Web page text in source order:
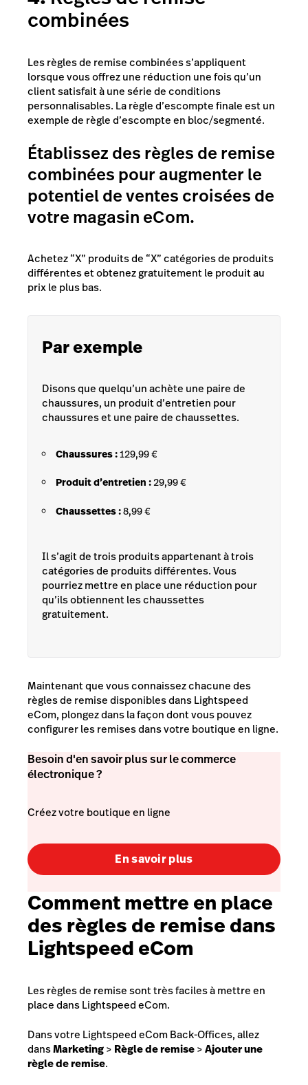
combinées
Les règles de remise combinées s’appliquent
lorsque vous offrez une réduction une fois qu’un
client satisfait à une série de conditions
personnalisables. La règle d’escompte finale est un
exemple de règle d’escompte en bloc/segmenté.
Établissez des règles de remise
combinées pour augmenter le
potentiel de ventes croisées de
votre magasin eCom.
Achetez “X” produits de “X” catégories de produits
différentes et obtenez gratuitement le produit au
prix le plus bas.
Par exemple
Disons que quelqu’un achète une paire de
chaussures, un produit d’entretien pour
chaussures et une paire de chaussettes.
Chaussures :129,99 €
Produit d’entretien :29,99 €
Chaussettes :8,99 €
Il s’agit de trois produits appartenant à trois
catégories de produits différentes. Vous
pourriez mettre en place une réduction pour
qu’ils obtiennent les chaussettes
gratuitement.
Maintenant que vous connaissez chacune des
règles de remise disponibles dans Lightspeed
eCom, plongez dans la façon dont vous pouvez
configurer les remises dans votre boutique en ligne.
Besoin d'en savoir plus sur le commerce
électronique ?
Créez votre boutique en ligne
En savoir plus
Comment mettre en place
des règles de remise dans
Lightspeed eCom
Les règles de remise sont très faciles à mettre en
place dans Lightspeed eCom.
Dans votre Lightspeed eCom Back-Offices, allez
dansMarketing> Règle de remise>Ajouter une
règle de remise.